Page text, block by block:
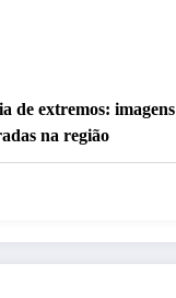
de extremos: imagens
na região